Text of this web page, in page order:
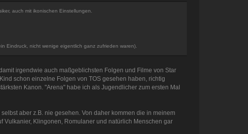
auch mit ikonischen Einstellungen.
Eindruck, nicht wenige eigentlich ganz zufrieden waren).
irgendwie auch maßgeblichsten Folgen und Filme von Star
schon einzelne Folgen von TOS gesehen haben, richtig
Kanon. "Arena" habe ich als Jugendlicher zum ersten Mal
aber z.B. nie gesehen. Von daher kommen die in meinem
Vulkanier, Klingonen, Romulaner und natürlich Menschen gar